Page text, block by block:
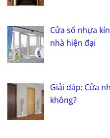
Cửa sổ nhựa
nhà hiện đại
Giải đáp: Cửa
không?